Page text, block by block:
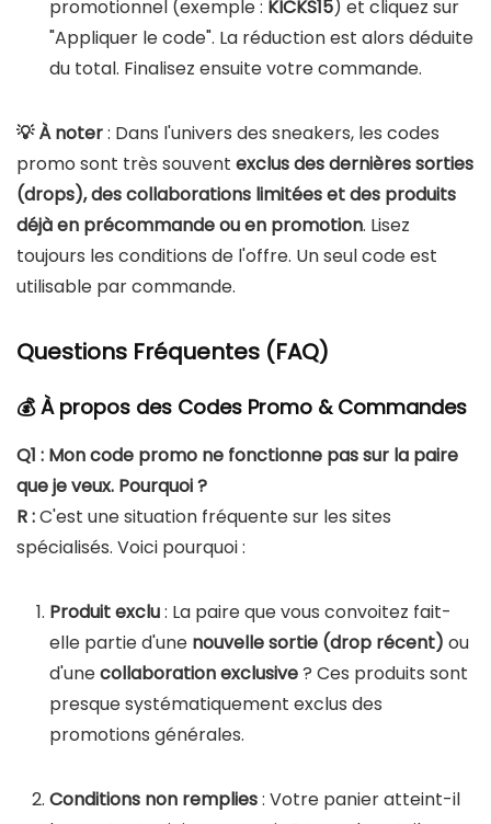
promotionnel (exemple : KICKS15) et cliquez sur
"Appliquer le code". La réduction est alors déduite
du total. Finalisez ensuite votre commande.
💡 À noter: Dans l'univers des sneakers, les codes
promo sont très souvent exclus des dernières sorties
(drops), des collaborations limitées et des produits
déjà en précommande ou en promotion. Lisez
toujours les conditions de l'offre. Un seul code est
utilisable par commande.
Questions Fréquentes (FAQ)
💰 À propos des Codes Promo & Commandes
Q1 : Mon code promo ne fonctionne pas sur la paire
que je veux. Pourquoi ?
R :C'est une situation fréquente sur les sites
spécialisés. Voici pourquoi :
Produit exclu: La paire que vous convoitez fait-
elle partie d'une nouvelle sortie (drop récent) ou
d'unecollaboration exclusive? Ces produits sont
presque systématiquement exclus des
promotions générales.
Conditions non remplies: Votre panier atteint-il